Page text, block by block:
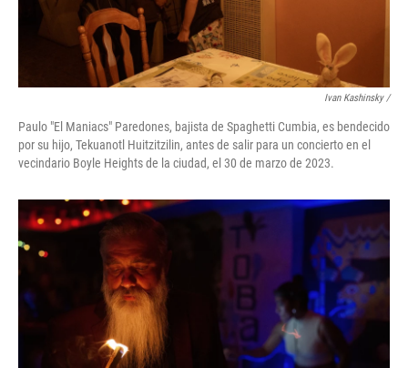
Ivan Kashinsky /
Paulo "El Maniacs" Paredones, bajista de Spaghetti Cumbia, es bendecido
por su hijo, Tekuanotl Huitzitzilin, antes de salir para un concierto en el
vecindario Boyle Heights de la ciudad, el 30 de marzo de 2023.